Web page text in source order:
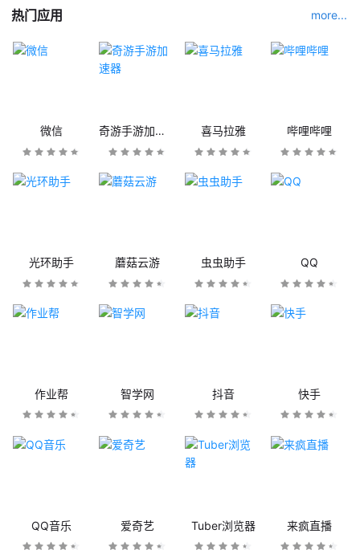
热门应用 more...
微信 奇游手游加速器 喜马拉雅 哔哩哔哩
光环助手 蘑菇云游 虫虫助手 QQ
作业帮 智学网 抖音 快手
QQ音乐 爱奇艺 Tuber浏览器 来疯直播